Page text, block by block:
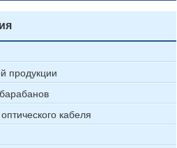
продукции
кабеля